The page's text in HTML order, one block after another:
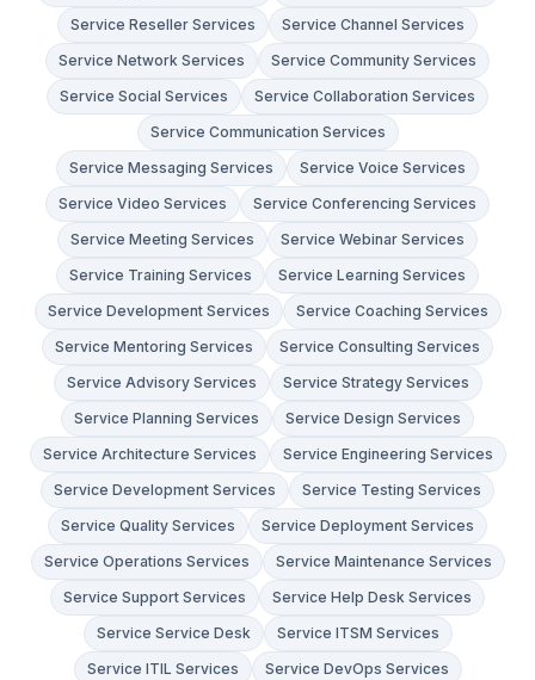
Service Reseller Services
Service Channel Services
Service Network Services
Service Community Services
Service Social Services
Service Collaboration Services
Service Communication Services
Service Messaging Services
Service Voice Services
Service Video Services
Service Conferencing Services
Service Meeting Services
Service Webinar Services
Service Training Services
Service Learning Services
Service Development Services
Service Coaching Services
Service Mentoring Services
Service Consulting Services
Service Advisory Services
Service Strategy Services
Service Planning Services
Service Design Services
Service Architecture Services
Service Engineering Services
Service Development Services
Service Testing Services
Service Quality Services
Service Deployment Services
Service Operations Services
Service Maintenance Services
Service Support Services
Service Help Desk Services
Service Service Desk
Service ITSM Services
Service ITIL Services
Service DevOps Services